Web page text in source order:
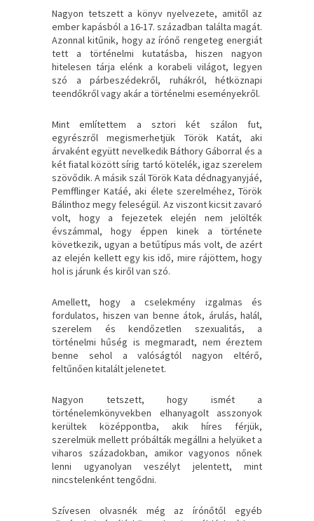
Nagyon tetszett a könyv nyelvezete, amitől az
ember kapásból a 16-17. században találta magát.
Azonnal kitűnik, hogy az írónő rengeteg energiát
tett a történelmi kutatásba, hiszen nagyon
hitelesen tárja elénk a korabeli világot, legyen
szó a párbeszédekről, ruhákról, hétköznapi
teendőkről vagy akár a történelmi eseményekről.
Mint említettem a sztori két szálon fut,
egyrészről megismerhetjük Török Katát, aki
árvaként együtt nevelkedik Báthory Gáborral és a
két fiatal között sírig tartó kötelék, igaz szerelem
szövődik. A másik szál Török Kata dédnagyanyjáé,
Pemfflinger Katáé, aki élete szerelméhez, Török
Bálinthoz megy feleségül. Az viszont kicsit zavaró
volt, hogy a fejezetek elején nem jelölték
évszámmal, hogy éppen kinek a története
következik, ugyan a betűtípus más volt, de azért
az elején kellett egy kis idő, mire rájöttem, hogy
hol is járunk és kiről van szó.
Amellett, hogy a cselekmény izgalmas és
fordulatos, hiszen van benne átok, árulás, halál,
szerelem és kendőzetlen szexualitás, a
történelmi hűség is megmaradt, nem éreztem
benne sehol a valóságtól nagyon eltérő,
feltűnően kitalált jelenetet.
Nagyon tetszett, hogy ismét a
történelemkönyvekben elhanyagolt asszonyok
kerültek középpontba, akik híres férjük,
szerelmük mellett próbálták megállni a helyüket a
viharos századokban, amikor vagyonos nőnek
lenni ugyanolyan veszélyt jelentett, mint
nincstelenként tengődni.
Szívesen olvasnék még az írónőtől egyéb